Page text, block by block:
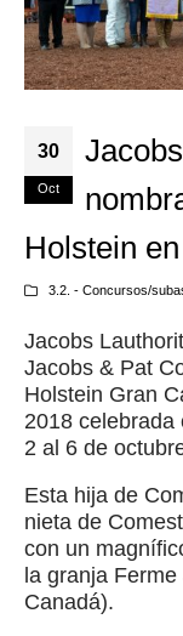
30
Oct
Holstein
3.2. - Concursos/
Jacobs
Jacobs & Pat
Holstein Gran
2018 celebrada
2 al 6 de
Esta hija de
nieta de
con un
la granja
Canadá).